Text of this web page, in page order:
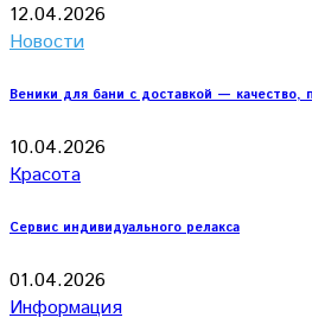
12.04.2026
Новости
Веники для бани с доставкой — качество,
10.04.2026
Красота
Сервис индивидуального релакса
01.04.2026
Информация